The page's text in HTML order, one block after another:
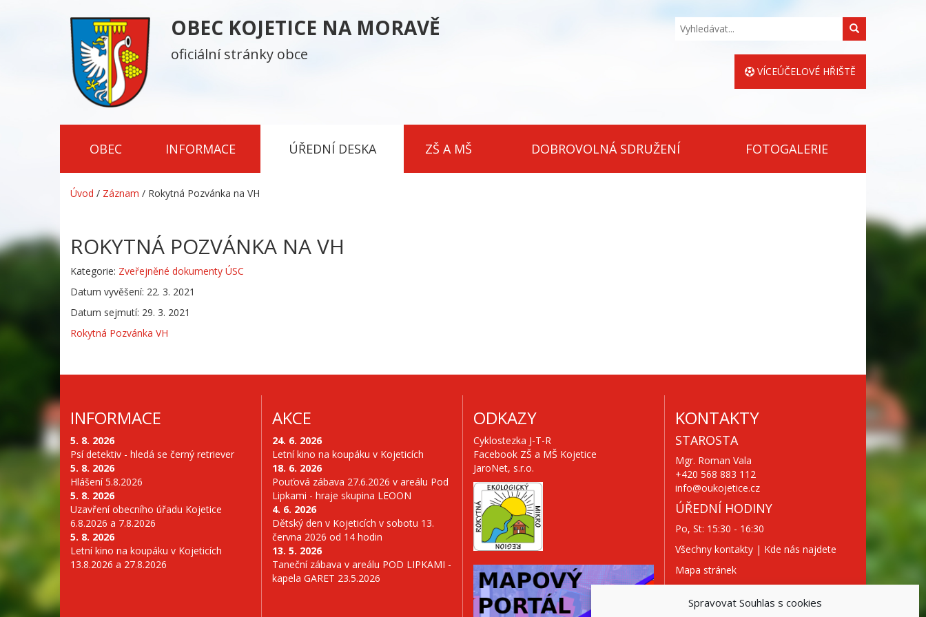
Spravovat Souhlas s cookies
OBEC KOJETICE NA MORAVĚ
oficiální stránky obce
Hledat
VÍCEÚČELOVÉ HŘIŠTĚ
OBEC INFORMACE ÚŘEDNÍ DESKA ZŠ A MŠ DOBROVOLNÁ SDRUŽENÍ FOTOGALERIE
Úvod / Záznam / Rokytná Pozvánka na VH
ROKYTNÁ POZVÁNKA NA VH
Kategorie: Zveřejněné dokumenty ÚSC
Datum vyvěšení: 22. 3. 2021
Datum sejmutí: 29. 3. 2021
Rokytná Pozvánka VH
INFORMACE
5. 8. 2026
Psí detektiv - hledá se černý retriever
5. 8. 2026
Hlášení 5.8.2026
5. 8. 2026
Uzavření obecního úřadu Kojetice
6.8.2026 a 7.8.2026
5. 8. 2026
Letní kino na koupáku v Kojeticích
13.8.2026 a 27.8.2026
AKCE
24. 6. 2026
Letní kino na koupáku v Kojeticích
18. 6. 2026
Pouťová zábava 27.6.2026 v areálu Pod
Lipkami - hraje skupina LEOON
4. 6. 2026
Dětský den v Kojeticích v sobotu 13.
června 2026 od 14 hodin
13. 5. 2026
Taneční zábava v areálu POD LIPKAMI -
kapela GARET 23.5.2026
ODKAZY
Cyklostezka J-T-R
Facebook ZŠ a MŠ Kojetice
JaroNet, s.r.o.
KONTAKTY
STAROSTA
Mgr. Roman Vala
+420 568 883 112
info@oukojetice.cz
ÚŘEDNÍ HODINY
Po, St: 15:30 - 16:30
Všechny kontakty | Kde nás najdete
Mapa stránek